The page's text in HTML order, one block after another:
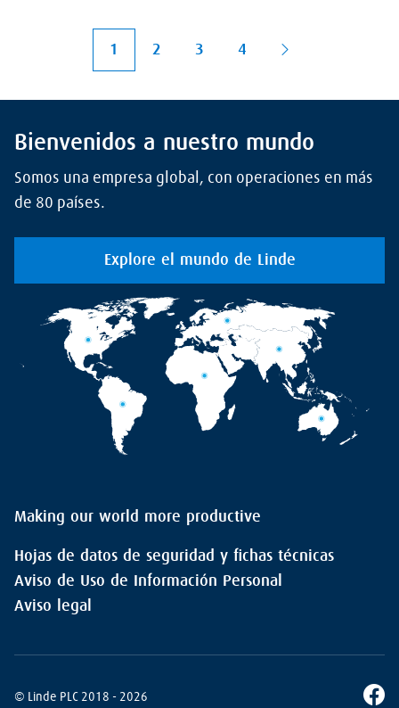
1 2 3 4
Bienvenidos a nuestro mundo
Somos una empresa global, con operaciones en más
de 80 países.
Explore el mundo de Linde
Making our world more productive
Hojas de datos de seguridad y fichas técnicas
Aviso de Uso de Información Personal
Aviso legal
© Linde PLC 2018 - 2026